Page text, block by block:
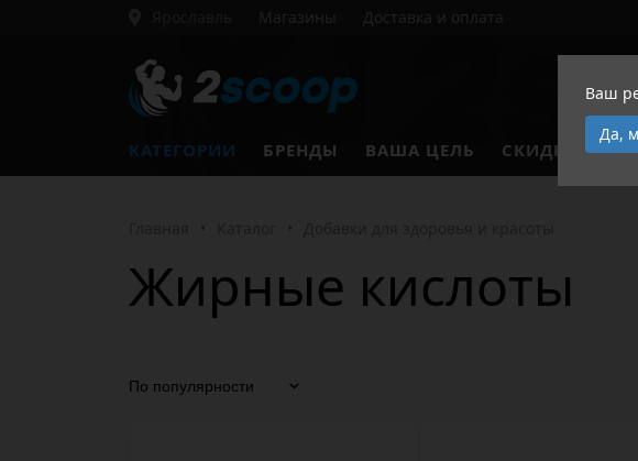
Ваш
Да,
Магазины Доставка и оплата
КАТЕГОРИИ БРЕНДЫ ВАША ЦЕЛЬ СКИДКИ
Жирные кислоты